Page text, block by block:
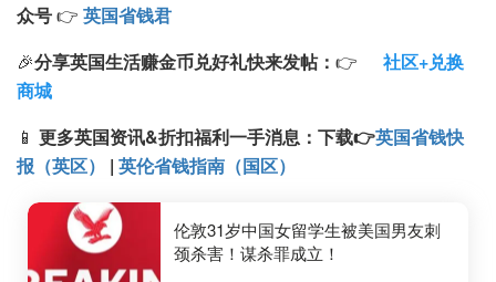
众号👉 英国省钱君
🎉分享英国生活赚金币兑好礼快来发帖： 👉
社区+兑换
商城
📱 更多英国资讯&折扣福利一手消息： 下载👉英国省钱快
报（英区）
| 英伦省钱指南（国区）
伦敦31岁中国女留学生被美国男友刺
颈杀害！谋杀罪成立！